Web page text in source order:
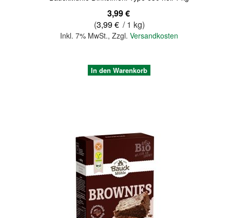
3,99 €
(3,99 € / 1 kg)
Inkl. 7% MwSt.,Zzgl.Versandkosten
In den Warenkorb